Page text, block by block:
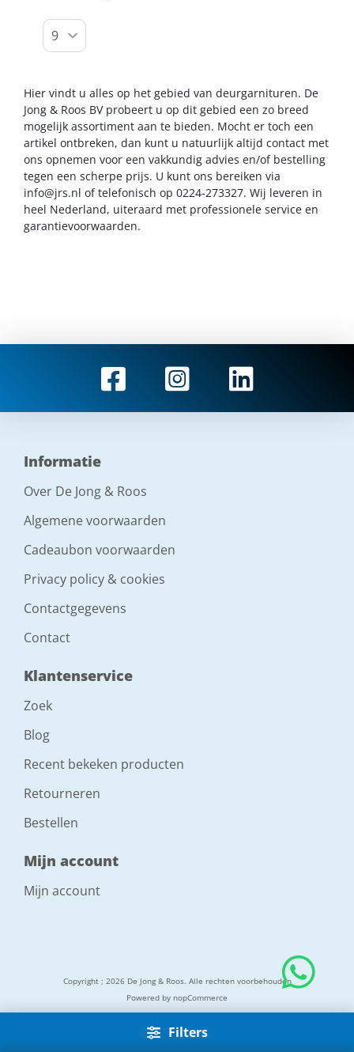
Filters
Hier vindt u alles op het gebied van deurgarnituren. De
Jong & Roos BV probeert u op dit gebied een zo breed
mogelijk assortiment aan te bieden. Mocht er toch een
artikel ontbreken, dan kunt u natuurlijk altijd contact met
ons opnemen voor een vakkundig advies en/of bestelling
tegen een scherpe prijs. U kunt ons bereiken via
info@jrs.nl of telefonisch op 0224-273327. Wij leveren in
heel Nederland, uiteraard met professionele service en
garantievoorwaarden.
Informatie
Over De Jong & Roos
Algemene voorwaarden
Cadeaubon voorwaarden
Privacy policy & cookies
Contactgegevens
Contact
Klantenservice
Zoek
Blog
Recent bekeken producten
Retourneren
Bestellen
Mijn account
Mijn account
Copyright ; 2026 De Jong & Roos. Alle rechten voorbehouden
Powered by nopCommerce